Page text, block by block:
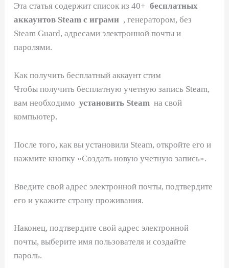
Эта статья содержит список из 40+ бесплатных
аккаунтов Steam с играми, генератором, без
Steam Guard, адресами электронной почты и
паролями.
Как получить бесплатный аккаунт стим
Чтобы получить бесплатную учетную запись Steam,
вам необходимо установить Steamна свой
компьютер.
После того, как вы установили Steam, откройте его и
нажмите кнопку «Создать новую учетную запись».
Введите свой адрес электронной почты, подтвердите
его и укажите страну проживания.
Наконец, подтвердите свой адрес электронной
почты, выберите имя пользователя и создайте
пароль.